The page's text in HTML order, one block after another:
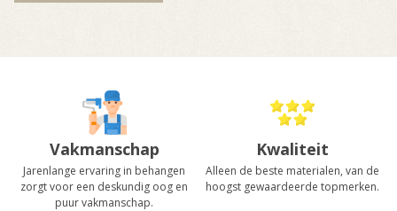
Vakmanschap
Jarenlange ervaring in behangen
zorgt voor een deskundig oog en
puur vakmanschap.
Kwaliteit
Alleen de beste materialen, van de
hoogst gewaardeerde topmerken.